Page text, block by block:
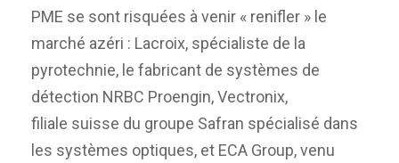
PME se sont risquées à venir « renifler » le
marché azéri : Lacroix, spécialiste de la
pyrotechnie, le fabricant de systèmes de
détection NRBC Proengin, Vectronix,
filiale suisse du groupe Safran spécialisé dans
les systèmes optiques, et ECA Group, venu